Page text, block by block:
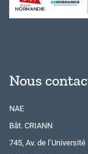
Nous
NAE
Bât. CRIANN
745, Av. de l’Université